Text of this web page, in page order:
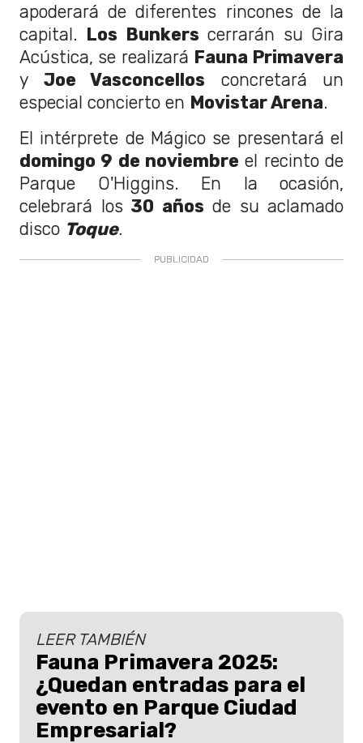
apoderará de diferentes rincones de la
capital. Los Bunkers cerrarán su Gira
Acústica, se realizará Fauna Primavera
y Joe Vasconcellos concretará un
especial concierto en Movistar Arena.
El intérprete de Mágico se presentará el
domingo 9 de noviembre el recinto de
Parque O'Higgins. En la ocasión,
celebrará los30 años de su aclamado
disco Toque.
LEER TAMBIÉN
Fauna Primavera 2025:
¿Quedan entradas para el
evento en Parque Ciudad
Empresarial?